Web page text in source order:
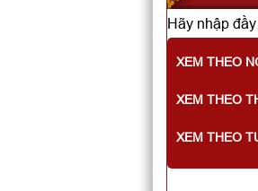
Hãy nhập
XEM THEO
XEM THEO
XEM THEO